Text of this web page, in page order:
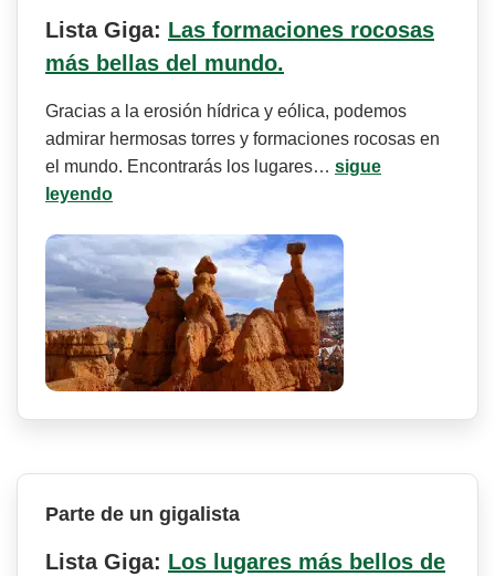
Lista Giga: Las formaciones rocosas
más bellas del mundo.
Gracias a la erosión hídrica y eólica, podemos
admirar hermosas torres y formaciones rocosas en
el mundo. Encontrarás los lugares… sigue
leyendo
Parte de un gigalista
Lista Giga: Los lugares más bellos de